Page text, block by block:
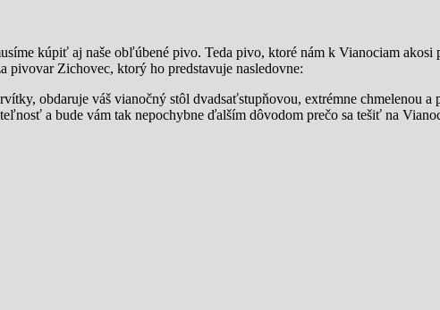
kúpiť aj naše obľúbené pivo. Teda pivo, ktoré nám k Vianociam akosi
pivovar Zichovec, ktorý ho predstavuje nasledovne:
obdaruje váš vianočný stôl dvadsaťstupňovou, extrémne chmelenou a
a bude vám tak nepochybne ďalším dôvodom prečo sa tešiť na